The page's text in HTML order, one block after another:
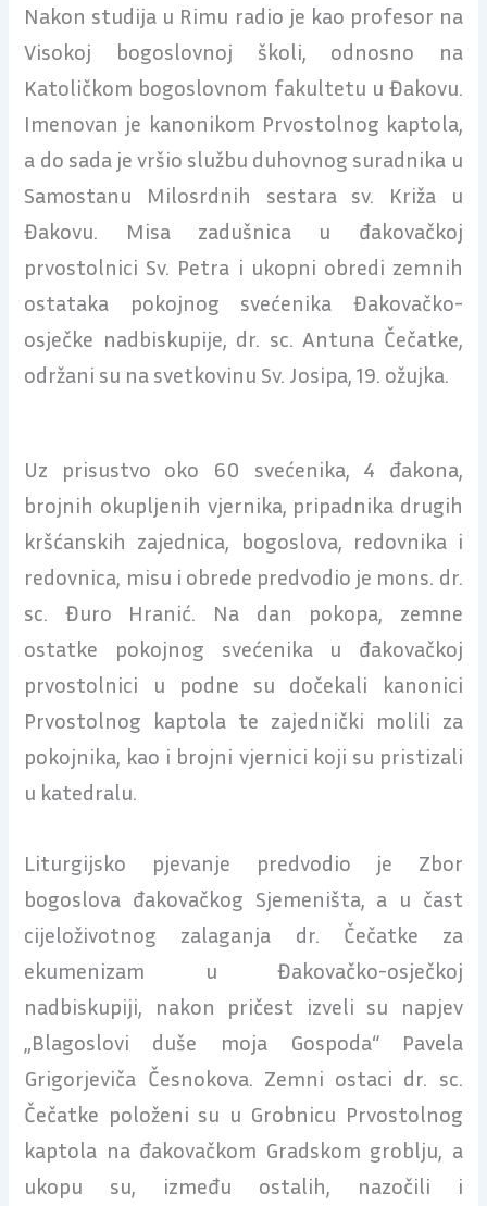
Nakon studija u Rimu radio je kao profesor na
Visokoj bogoslovnoj školi, odnosno na
Katoličkom bogoslovnom fakultetu u Đakovu.
Imenovan je kanonikom Prvostolnog kaptola,
a do sada je vršio službu duhovnog suradnika u
Samostanu Milosrdnih sestara sv. Križa u
Đakovu. Misa zadušnica u đakovačkoj
prvostolnici Sv. Petra i ukopni obredi zemnih
ostataka pokojnog svećenika Đakovačko-
osječke nadbiskupije, dr. sc. Antuna Čečatke,
održani su na svetkovinu Sv. Josipa, 19. ožujka.
Uz prisustvo oko 60 svećenika, 4 đakona,
brojnih okupljenih vjernika, pripadnika drugih
kršćanskih zajednica, bogoslova, redovnika i
redovnica, misu i obrede predvodio je mons. dr.
sc. Đuro Hranić. Na dan pokopa, zemne
ostatke pokojnog svećenika u đakovačkoj
prvostolnici u podne su dočekali kanonici
Prvostolnog kaptola te zajednički molili za
pokojnika, kao i brojni vjernici koji su pristizali
u katedralu.
Liturgijsko pjevanje predvodio je Zbor
bogoslova đakovačkog Sjemeništa, a u čast
cijeloživotnog zalaganja dr. Čečatke za
ekumenizam u Đakovačko-osječkoj
nadbiskupiji, nakon pričest izveli su napjev
„Blagoslovi duše moja Gospoda“ Pavela
Grigorjeviča Česnokova. Zemni ostaci dr. sc.
Čečatke položeni su u Grobnicu Prvostolnog
kaptola na đakovačkom Gradskom groblju, a
ukopu su, između ostalih, nazočili i